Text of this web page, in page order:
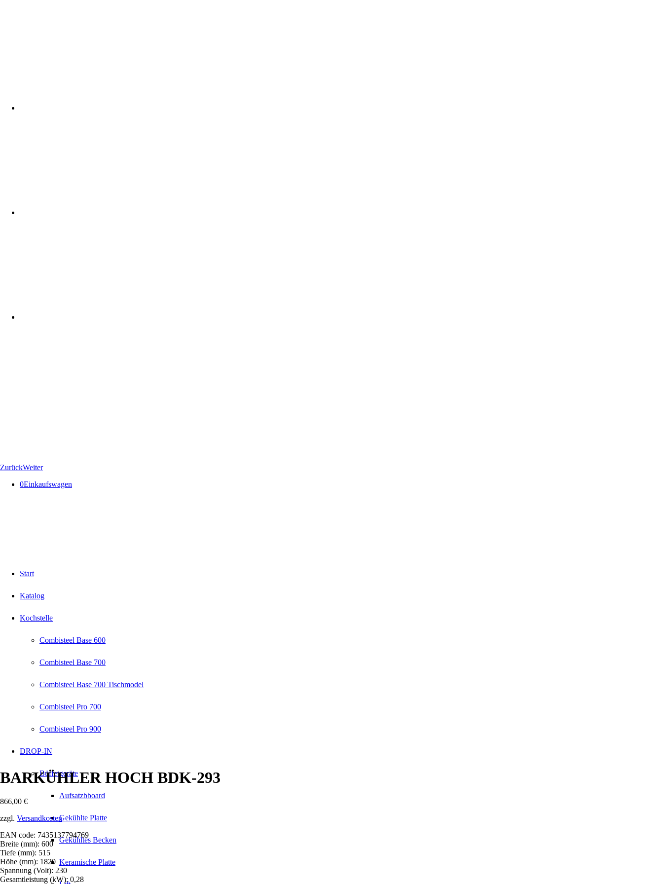
ZurückWeiter
0Einkaufswagen
Start
Katalog
Kochstelle
Combisteel Base 600
Combisteel Base 700
Combisteel Base 700 Tischmodel
Combisteel Pro 700
Combisteel Pro 900
DROP-IN
Büffetgeräte
Aufsatzbboard
Gekühlte Platte
Gekühltes Becken
Keramische Platte
BARKÜHLER HOCH BDK-293
866,00 €
zzgl. Versandkosten
EAN code: 7435137794769
Breite (mm): 600
Tiefe (mm): 515
Höhe (mm): 1820
Spannung (Volt): 230
Gesamtleistung (kW): 0,28